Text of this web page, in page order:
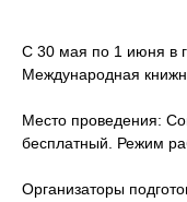
С 30 мая по 1 июня в
Международная
Место проведения:
бесплатный. Режим
Организаторы